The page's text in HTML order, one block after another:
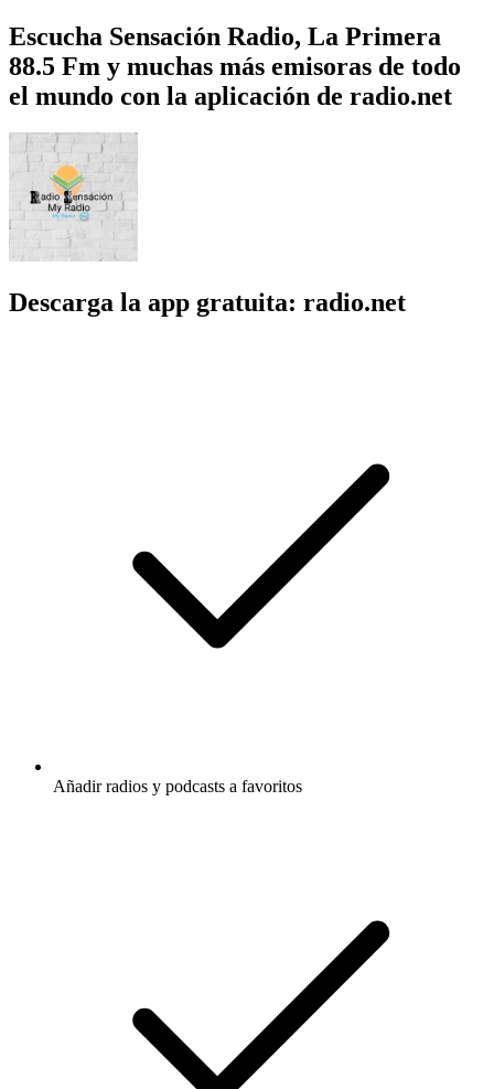
Escucha Sensación Radio, La Primera
88.5 Fm y muchas más emisoras de todo
el mundo con la aplicación de radio.net
Descarga la app gratuita: radio.net
Añadir radios y podcasts a favoritos